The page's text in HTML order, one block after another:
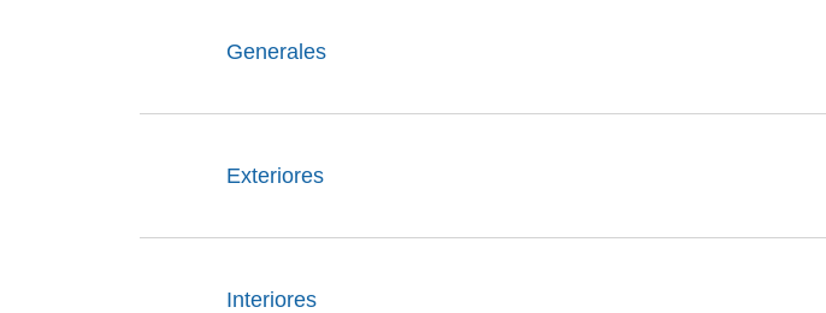
Generales
Exteriores
Interiores